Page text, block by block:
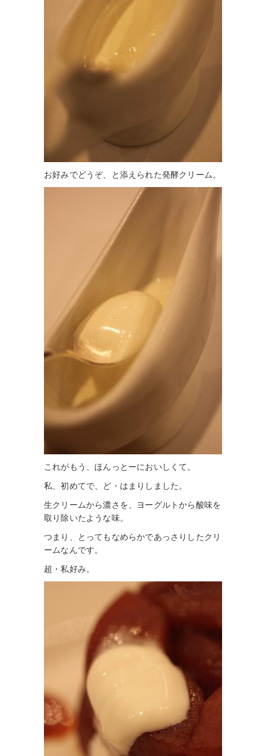
お好みでどうぞ、と添えられた発酵クリーム。
これがもう、ほんっとーにおいしくて。
私、初めてで、ど・はまりしました。
生クリームから濃さを、ヨーグルトから酸味を
取り除いたような味。
つまり、とってもなめらかであっさりしたクリ
ームなんです。
超・私好み。